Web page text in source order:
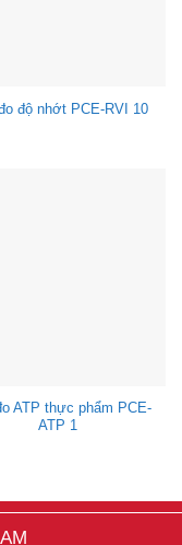
độ nhớt PCE-RVI 10
ATP thực phẩm PCE-
ATP 1